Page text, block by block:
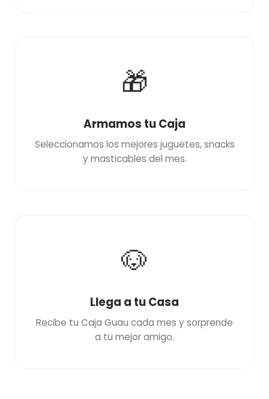
🎁
Armamos tu Caja
Seleccionamos los mejores juguetes, snacks
y masticables del mes.
🐶
Llega a tu Casa
Recibe tu Caja Guau cada mes y sorprende
a tu mejor amigo.